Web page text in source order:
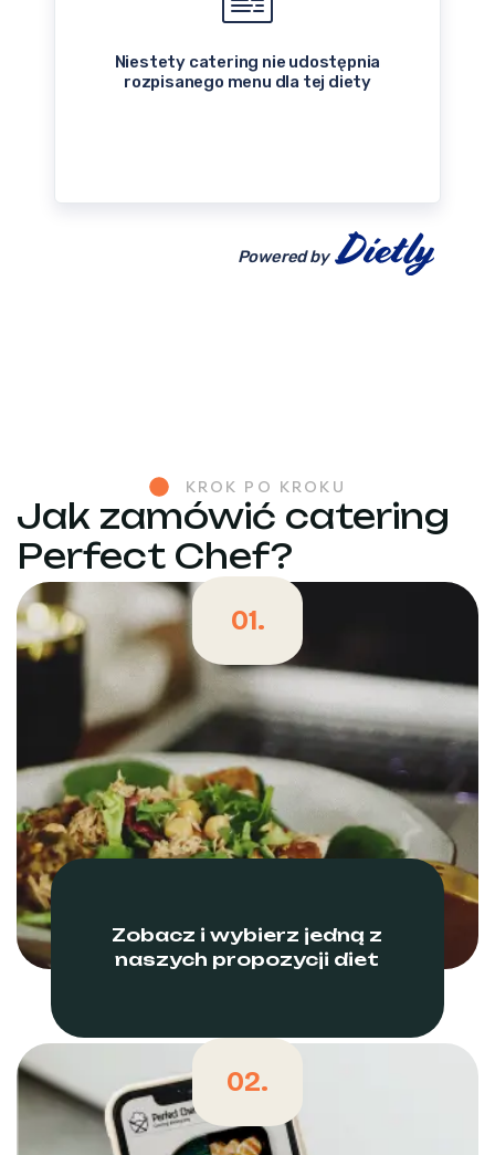
Niestety catering nie udostępnia
rozpisanego menu dla tej diety
Powered by
KROK PO KROKU
Jak zamówić catering
Perfect Chef?
01.
Zobacz i wybierz jedną z
naszych propozycji diet
02.